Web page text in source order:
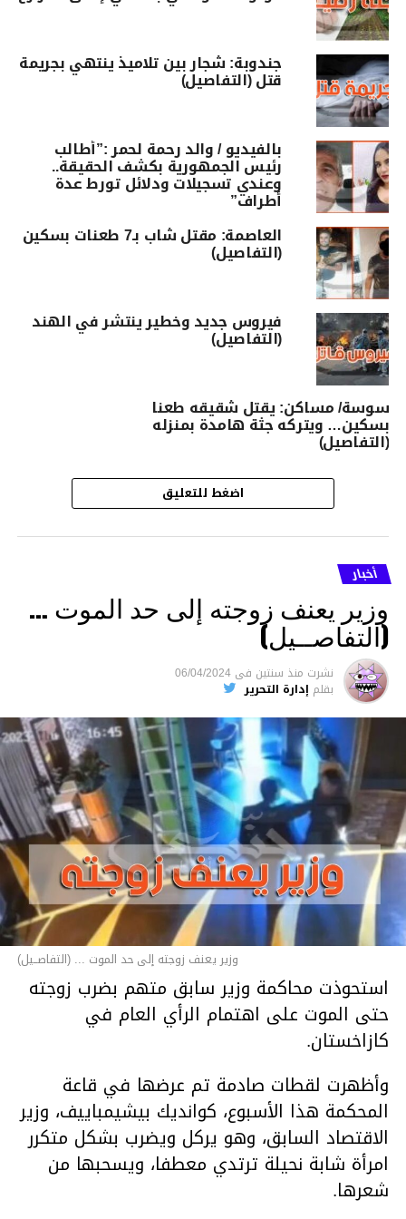
جندوبة: شجار بين تلاميذ ينتهي بجريمة
قتل (التفاصيل)
بالفيديو / والد رحمة لحمر :”أطالب
رئيس الجمهورية بكشف الحقيقة..
وعندي تسجيلات ودلائل تورط عدة
أطراف”
العاصمة: مقتل شاب بـ7 طعنات بسكين
(التفاصيل)
فيروس جديد وخطير ينتشر في الهند
(التفاصيل)
سوسة/ مساكن: يقتل شقيقه طعنا
بسكين… ويتركه جثة هامدة بمنزله
(التفاصيل)
اضغط للتعليق
أخبار
وزير يعنف زوجته إلى حد الموت …
(التفاصــيل)
نشرت منذ سنتين فى 06/04/2024
بقلم إدارة التحرير
وزير يعنف زوجته إلى حد الموت ... (التفاصــيل)
استحوذت محاكمة وزير سابق متهم بضرب زوجته
حتى الموت على اهتمام الرأي العام في
كازاخستان.
وأظهرت لقطات صادمة تم عرضها في قاعة
المحكمة هذا الأسبوع، كوانديك بيشيمباييف، وزير
الاقتصاد السابق، وهو يركل ويضرب بشكل متكرر
امرأة شابة نحيلة ترتدي معطفا، ويسحبها من
شعرها.